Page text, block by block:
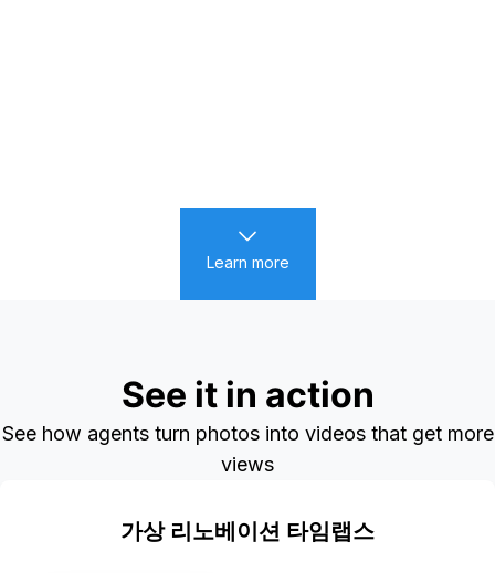
Learn more
See it in action
See how agents turn photos into videos that get more
views
가상 리노베이션 타임랩스